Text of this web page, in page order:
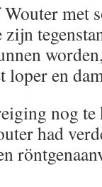
met
en
nog
had